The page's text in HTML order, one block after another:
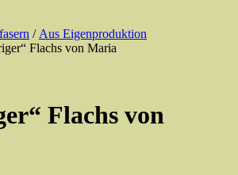
/ Aus Eigenproduktion
Flachs von Maria
Flachs von